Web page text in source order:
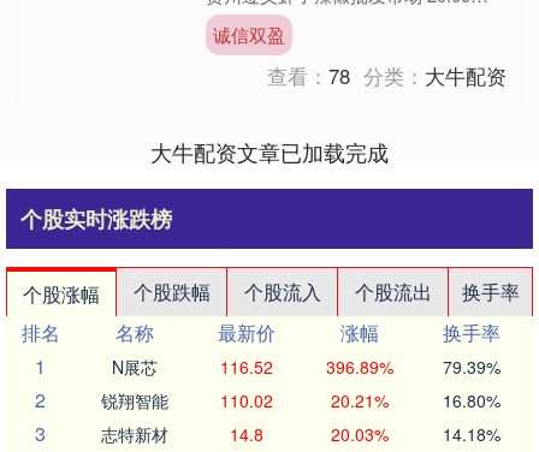
18.00 19.00 全国高....
诚信双盈
查看：78 分类： 大牛配资
大牛配资文章已加载完成
个股实时涨跌榜
个股涨幅 个股跌幅 个股流入 个股流出
换手率
排名
名称 最新价 涨幅
换手率
1
N展芯 116.52 396.89% 79.39%
2 锐翔智能 110.02 20.21% 16.80%
3 志特新材 14.8 20.03% 14.18%